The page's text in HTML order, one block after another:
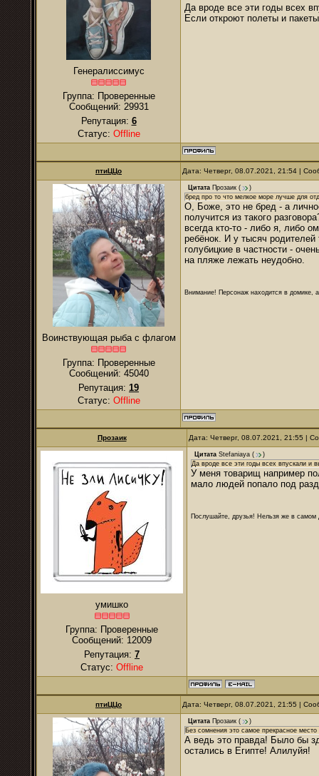
Генералиссимус
Группа: Проверенные
Сообщений: 29931
Репутация: 6
Статус: Offline
Да вроде все эти годы всех
Если откроют полеты и
птиЦЦо Дата: Четверг, 08.07.2021, 21:54 |
Воинствующая рыба с флагом
Группа: Проверенные
Сообщений: 45040
Репутация: 19
Статус: Offline
Цитата Прозаик (
)
бред про то что мелкое море лучше для
О, Боже, это не бред - а
получится из такого
всегда кто-то - либо я, либо
ребёнок. И у тысяч
голубицкие в частности -
на пляже лежать неудобно.
Внимание! Персонаж находится в домике,
Прозаик Дата: Четверг, 08.07.2021, 21:55 |
умишко
Группа: Проверенные
Сообщений: 12009
Репутация: 7
Статус: Offline
Цитата Stefaniaya (
)
Да вроде все эти годы всех впускали и
У меня товарищ например
мало людей попало под
Послушайте, друзья! Нельзя же в самом
птиЦЦо Дата: Четверг, 08.07.2021, 21:55 |
Цитата Прозаик (
)
Без сомнения это самое прекрасное
А ведь это правда! Было бы
остались в Египте! Алилуйя!